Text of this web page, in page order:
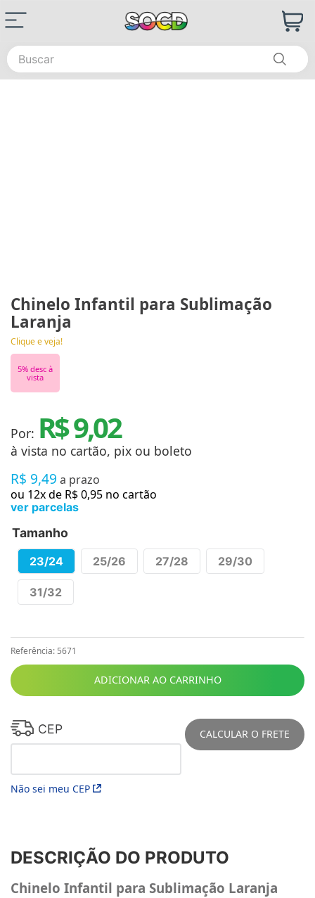
Buscar
Chinelo Infantil para Sublimação
Laranja
Clique e veja!
5% desc à
vista
Por: R$ 9,02
à vista no cartão, pix ou boleto
R$ 9,49 a prazo
ou 12x de R$0,95 no cartão
ver parcelas
Tamanho
23/24 25/26 27/28 29/30
31/32
Referência: 5671
ADICIONAR AO CARRINHO
CEP
Não sei meu CEP
CALCULAR O FRETE
DESCRIÇÃO DO PRODUTO
Chinelo Infantil para Sublimação Laranja